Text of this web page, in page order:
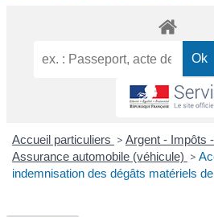
Accueil particuliers > Argent - Impôts
Assurance automobile (véhicule) >
indemnisation des dégâts matériels